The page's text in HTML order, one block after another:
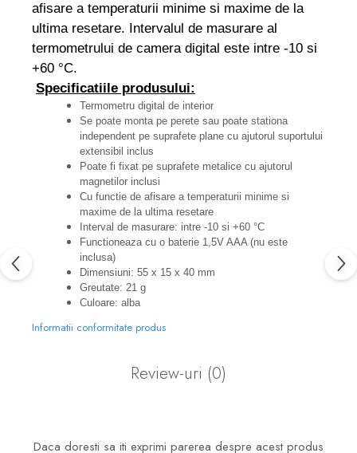
afisare a temperaturii minime si maxime de la
ultima resetare. Intervalul de masurare al
termometrului de camera digital este intre -10 si
+60 °C.
Specificatiile produsului:
Termometru digital de interior
Se poate monta pe perete sau poate stationa
independent pe suprafete plane cu ajutorul suportului
extensibil inclus
Poate fi fixat pe suprafete metalice cu ajutorul
magnetilor inclusi
Cu functie de afisare a temperaturii minime si
maxime de la ultima resetare
Interval de masurare: intre -10 si +60 °C
Functioneaza cu o baterie 1,5V AAA (nu este
inclusa)
Dimensiuni: 55 x 15 x 40 mm
Greutate: 21 g
Culoare: alba
Informatii conformitate produs
Review-uri (0)
Daca doresti sa iti exprimi parerea despre acest produs